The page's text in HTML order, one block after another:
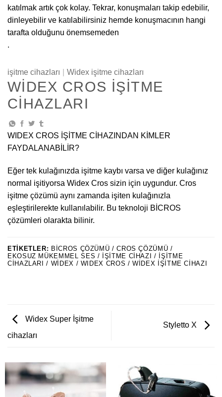
katılmak artık çok kolay. Tekrar, konuşmaları takip edebilir,
dinleyebilir ve katılabilirsiniz hemde konuşmacının hangi
tarafta olduğunu önemsemeden
.
işitme cihazları Widex işitme cihazları
WIDEX CROS İŞITME
CIHAZLARI
WIDEX CROS İŞİTME CİHAZINDAN KİMLER
FAYDALANABİLİR?
Eğer tek kulağınızda işitme kaybı varsa ve diğer kulağınız
normal işitiyorsa Widex Cros sizin için uygundur. Cros
işitme çözümü aynı zamanda işiten kulağınızla
eşleştirilerekte kullanılabilir. Bu teknoloji BİCROS
çözümleri olarakta bilinir.
ETIKETLER: BICROS ÇÖZÜMÜ / CROS ÇÖZÜMÜ /
EKOSUZ MÜKEMMEL SES / IŞITME CIHAZI / IŞITME
CIHAZLARI / WIDEX / WIDEX CROS / WIDEX IŞITME CIHAZI
Widex Super İşitme
cihazları
Styletto X